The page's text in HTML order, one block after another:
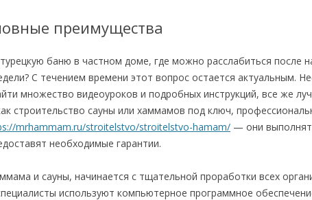
преимущества
баню в частном доме, где можно расслабиться после
С течением времени этот вопрос остается актуальным.
множество видеоуроков и подробных инструкций, все же
строительство сауны или хаммамов под ключ,
mrhammam.ru/stroitelstvo/stroitelstvo-hamam/ — они
необходимые гарантии.
и сауны, начинается с тщательной проработки всех
используют компьютерное программное